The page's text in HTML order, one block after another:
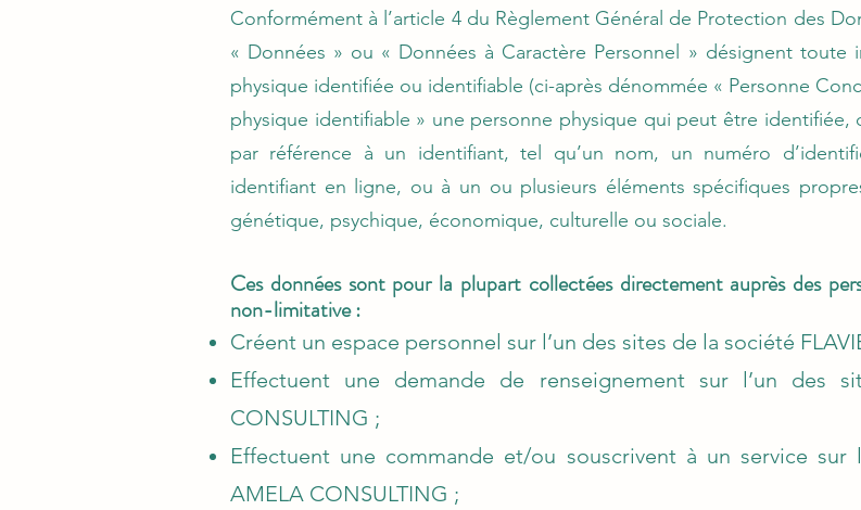
Conformément à l’article 4 du Règlement Général de Protection des
« Données » ou « Données à Caractère Personnel » désignent
physique identifiée ou identifiable (ci-après dénommée « Personne
physique identifiable » une personne physique qui peut être
par référence à un identifiant, tel qu’un nom, un numéro
identifiant en ligne, ou à un ou plusieurs éléments spécifiques
génétique, psychique, économique, culturelle ou sociale.
Ces données sont pour la plupart collectées directement auprès des
non-limitative :
Créent un espace personnel sur l’un des sites de la société
Effectuent une demande de renseignement sur l’un des
CONSULTING ;
Effectuent une commande et/ou souscrivent à un service sur
AMELA CONSULTING ;